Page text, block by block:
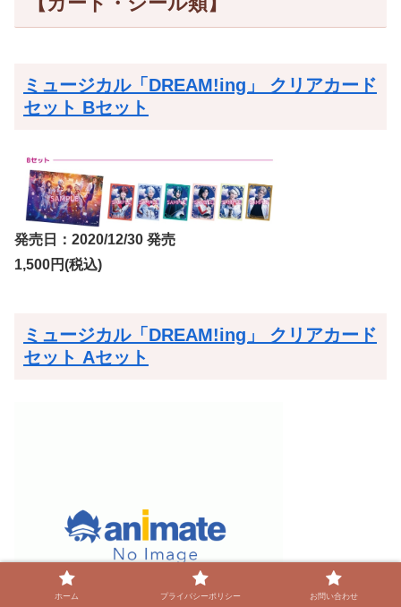
ミュージカル「DREAM!ing」 クリアカード
セット Bセット
発売日：2020/12/30 発売
1,500円(税込)
ミュージカル「DREAM!ing」 クリアカード
セット Aセット
ホーム プライバシーポリシー お問い合わせ